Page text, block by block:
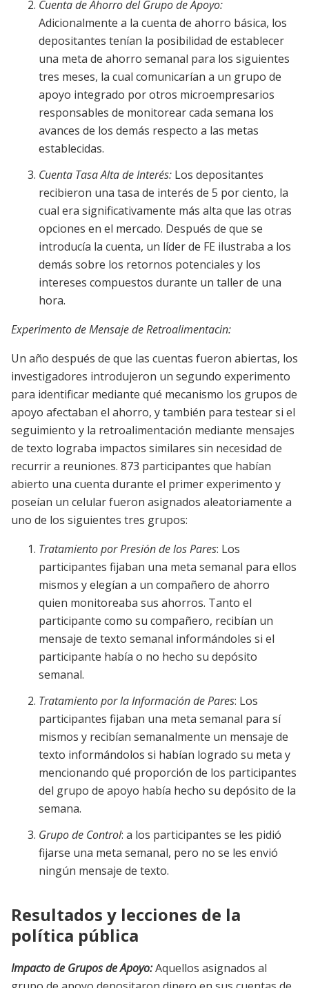
Cuenta de Ahorro del Grupo de Apoyo:
Adicionalmente a la cuenta de ahorro básica, los
depositantes tenían la posibilidad de establecer
una meta de ahorro semanal para los siguientes
tres meses, la cual comunicarían a un grupo de
apoyo integrado por otros microempresarios
responsables de monitorear cada semana los
avances de los demás respecto a las metas
establecidas.
Cuenta Tasa Alta de Interés: Los depositantes
recibieron una tasa de interés de 5 por ciento, la
cual era significativamente más alta que las otras
opciones en el mercado. Después de que se
introducía la cuenta, un líder de FE ilustraba a los
demás sobre los retornos potenciales y los
intereses compuestos durante un taller de una
hora.
Experimento de Mensaje de Retroalimentacin:
Un año después de que las cuentas fueron abiertas, los
investigadores introdujeron un segundo experimento
para identificar mediante qué mecanismo los grupos de
apoyo afectaban el ahorro, y también para testear si el
seguimiento y la retroalimentación mediante mensajes
de texto lograba impactos similares sin necesidad de
recurrir a reuniones. 873 participantes que habían
abierto una cuenta durante el primer experimento y
poseían un celular fueron asignados aleatoriamente a
uno de los siguientes tres grupos:
Tratamiento por Presión de los Pares: Los
participantes fijaban una meta semanal para ellos
mismos y elegían a un compañero de ahorro
quien monitoreaba sus ahorros. Tanto el
participante como su compañero, recibían un
mensaje de texto semanal informándoles si el
participante había o no hecho su depósito
semanal.
Tratamiento por la Información de Pares: Los
participantes fijaban una meta semanal para sí
mismos y recibían semanalmente un mensaje de
texto informándolos si habían logrado su meta y
mencionando qué proporción de los participantes
del grupo de apoyo había hecho su depósito de la
semana.
Grupo de Control: a los participantes se les pidió
fijarse una meta semanal, pero no se les envió
ningún mensaje de texto.
Resultados y lecciones de la
política pública
Impacto de Grupos de Apoyo:Aquellos asignados al